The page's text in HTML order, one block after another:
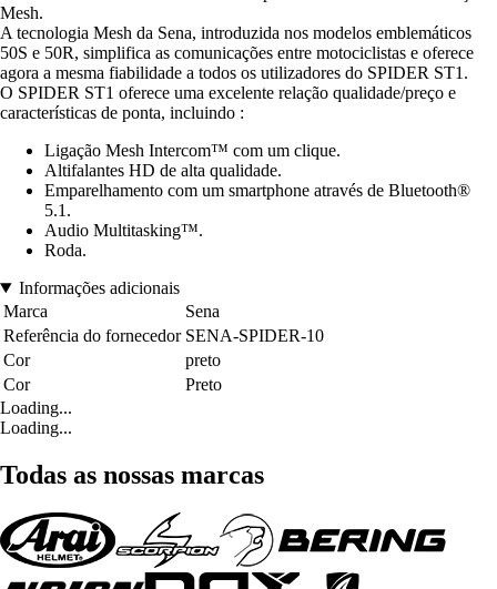
Mesh.
A tecnologia Mesh da Sena, introduzida nos modelos emblemáticos
50S e 50R, simplifica as comunicações entre motociclistas e oferece
agora a mesma fiabilidade a todos os utilizadores do SPIDER ST1.
O SPIDER ST1 oferece uma excelente relação qualidade/preço e
características de ponta, incluindo :
Ligação Mesh Intercom™ com um clique.
Altifalantes HD de alta qualidade.
Emparelhamento com um smartphone através de Bluetooth®
5.1.
Audio Multitasking™.
Roda.
Informações adicionais
Marca
Sena
Referência do fornecedor SENA-SPIDER-10
Cor
preto
Cor
Preto
Loading...
Loading...
Todas as nossas marcas